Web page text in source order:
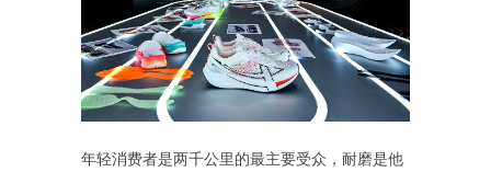
年轻消费者是两千公里的最主要受众，耐磨是他